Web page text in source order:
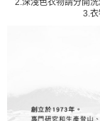
2.深淺色衣物請分開
3.衣